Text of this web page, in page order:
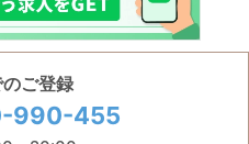
ご登録
990-455